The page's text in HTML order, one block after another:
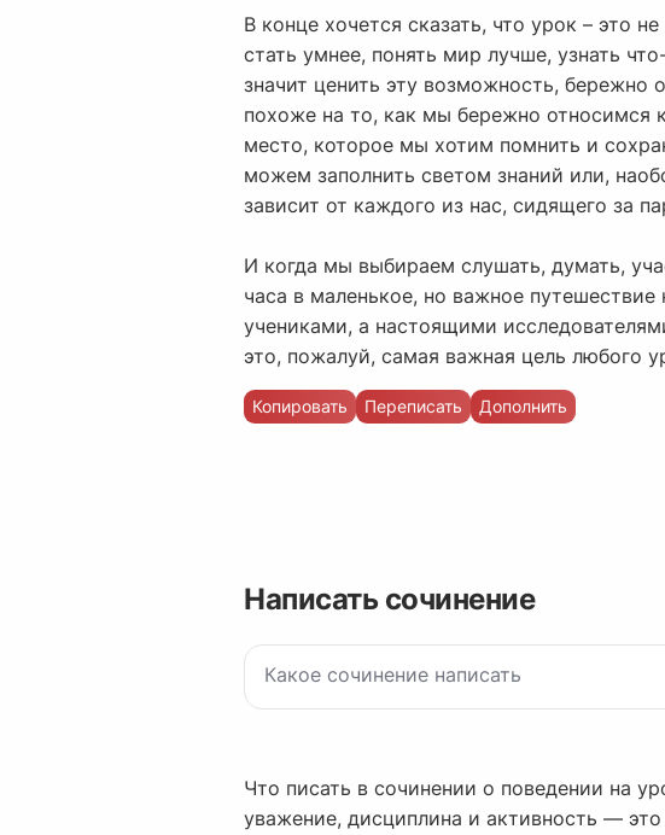
В конце хочется сказать, что урок – это
стать умнее, понять мир лучше, узнать
значит ценить эту возможность,
похоже на то, как мы бережно относимся
место, которое мы хотим помнить и
можем заполнить светом знаний или,
зависит от каждого из нас, сидящего за
И когда мы выбираем слушать, думать,
часа в маленькое, но важное
учениками, а настоящими
это, пожалуй, самая важная цель любого
Копировать Переписать Дополнить
Написать сочинение
Что писать в сочинении о поведении на
уважение, дисциплина и активность —